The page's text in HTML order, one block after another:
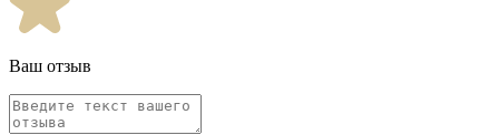
Ваш отзыв